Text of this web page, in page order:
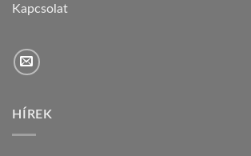
Kapcsolat
HÍREK